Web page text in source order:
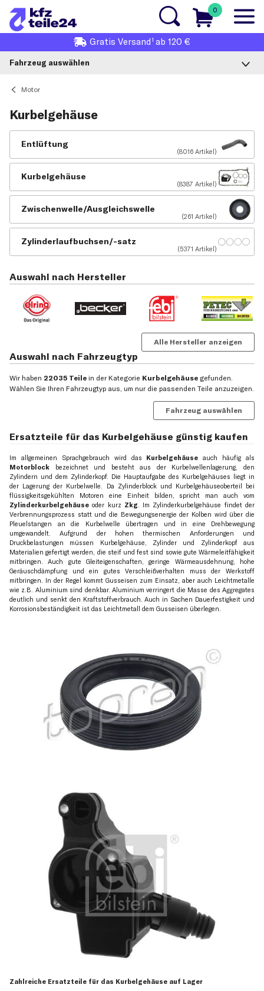
0
Gratis Versand1 ab 120 €
Fahrzeug auswählen
Motor
Kurbelgehäuse
Entlüftung
(8016 Artikel)
Kurbelgehäuse
(8387 Artikel)
Zwischenwelle/Ausgleichswelle
(261 Artikel)
Zylinderlaufbuchsen/-satz
(5371 Artikel)
Auswahl nach Hersteller
Alle Hersteller anzeigen
Auswahl nach Fahrzeugtyp
Wir haben 22035 Teile in der Kategorie Kurbelgehäuse gefunden.
Wählen Sie Ihren Fahrzeugtyp aus, um nur die passenden Teile anzuzeigen.
Fahrzeug auswählen
Ersatzteile für das Kurbelgehäuse günstig kaufen
Im allgemeinen Sprachgebrauch wird das Kurbelgehäuse auch häufig als
Motorblock bezeichnet und besteht aus der Kurbelwellenlagerung, den
Zylindern und dem Zylinderkopf. Die Hauptaufgabe des Kurbelgehäuses liegt in
der Lagerung der Kurbelwelle. Da Zylinderblock und Kurbelgehäuseoberteil bei
flüssigkeitsgekühlten Motoren eine Einheit bilden, spricht man auch vom
Zylinderkurbelgehäuse oder kurz Zkg. Im Zylinderkurbelgehäuse findet der
Verbrennungsprozess statt und die Bewegungsenergie der Kolben wird über die
Pleuelstangen an die Kurbelwelle übertragen und in eine Drehbewegung
umgewandelt. Aufgrund der hohen thermischen Anforderungen und
Druckbelastungen müssen Kurbelgehäuse, Zylinder und Zylinderkopf aus
Materialien gefertigt werden, die steif und fest sind sowie gute Wärmeleitfähigkeit
mitbringen. Auch gute Gleiteigenschaften, geringe Wärmeausdehnung, hohe
Geräuschdämpfung und ein gutes Verschleißverhalten muss der Werkstoff
mitbringen. In der Regel kommt Gusseisen zum Einsatz, aber auch Leichtmetalle
wie z.B. Aluminium sind denkbar. Aluminium verringert die Masse des Aggregates
deutlich und senkt den Kraftstoffverbrauch. Auch in Sachen Dauerfestigkeit und
Korrosionsbeständigkeit ist das Leichtmetall dem Gusseisen überlegen.
Zahlreiche Ersatzteile für das Kurbelgehäuse auf Lager